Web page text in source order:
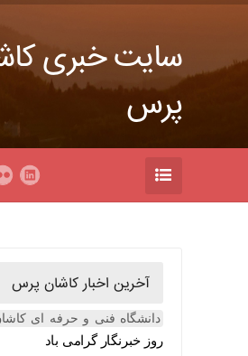
سایت خبری کاشان
پرس
آخرین اخبار کاشان پرس
دانشگاه فنی و حرفه ای کاشان:
روز خبرنگار گرامی باد